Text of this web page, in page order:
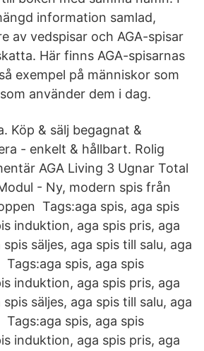
information samlad,
av vedspisar och AGA-spisar
Här finns AGA-spisarnas
exempel på människor som
använder dem i dag.
Köp & sälj begagnat &
- enkelt & hållbart. Rolig
AGA Living 3 Ugnar Total
- Ny, modern spis från
Tags:aga spis, aga spis
induktion, aga spis pris, aga
säljes, aga spis till salu, aga
Tags:aga spis, aga spis
induktion, aga spis pris, aga
säljes, aga spis till salu, aga
Tags:aga spis, aga spis
induktion, aga spis pris, aga